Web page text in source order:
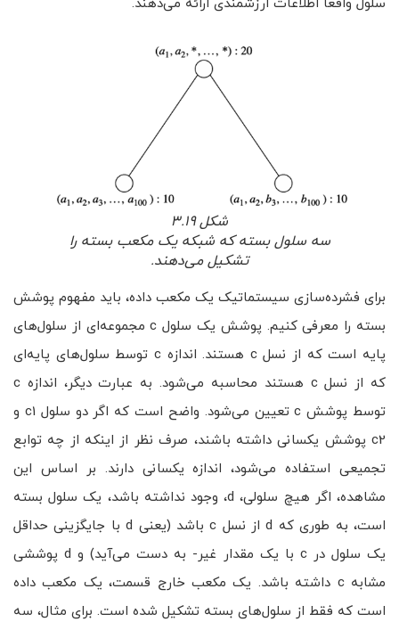
سلول واقعاً اطلاعات ارزشمندی ارائه می‌دهند.
شکل ۳.۱۹
سه سلول بسته که شبکه یک مکعب بسته را
تشکیل می‌دهند.
برای فشرده‌سازی سیستماتیک یک مکعب داده، باید مفهوم پوشش
بسته را معرفی کنیم. پوشش یک سلول c مجموعه‌ای از سلول‌های
پایه است که از نسل c هستند. اندازه c توسط سلول‌های پایه‌ای
که از نسل c هستند محاسبه می‌شود. به عبارت دیگر، اندازه c
توسط پوشش c تعیین می‌شود. واضح است که اگر دو سلول c1 و
c2 پوشش یکسانی داشته باشند، صرف نظر از اینکه از چه توابع
تجمیعی استفاده می‌شود، اندازه یکسانی دارند. بر اساس این
مشاهده، اگر هیچ سلولی، d، وجود نداشته باشد، یک سلول بسته
است، به طوری که d از نسل c باشد (یعنی d با جایگزینی حداقل
یک سلول در c با یک مقدار غیر- به دست می‌آید) و d پوششی
مشابه c داشته باشد. یک مکعب خارج قسمت، یک مکعب داده
است که فقط از سلول‌های بسته تشکیل شده است. برای مثال، سه